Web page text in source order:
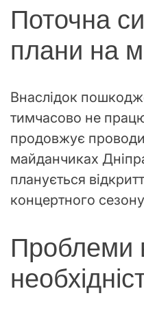
Поточна
плани на
Внаслідок
тимчасово не
продовжує
майданчиках
планується
концертного сезону
Проблеми